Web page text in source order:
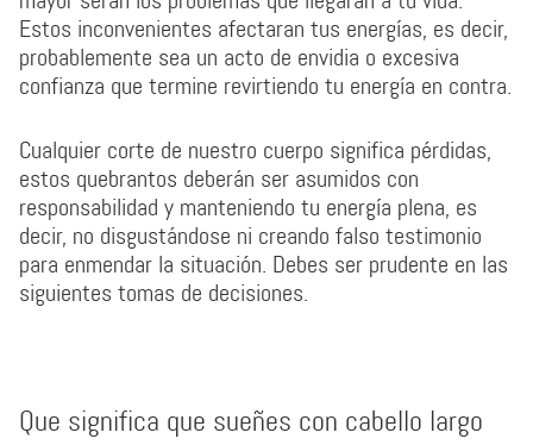
Estos inconvenientes afectaran tus energías, es decir,
probablemente sea un acto de envidia o excesiva
confianza que termine revirtiendo tu energía en contra.
Cualquier corte de nuestro cuerpo significa pérdidas,
estos quebrantos deberán ser asumidos con
responsabilidad y manteniendo tu energía plena, es
decir, no disgustándose ni creando falso testimonio
para enmendar la situación. Debes ser prudente en las
siguientes tomas de decisiones.
Que significa que sueñes con cabello largo